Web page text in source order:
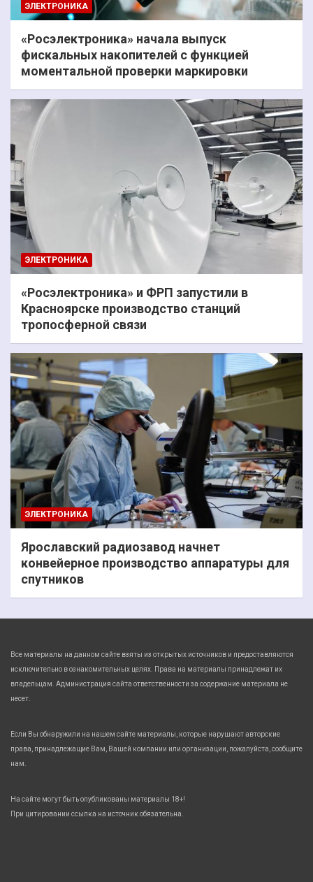
ЭЛЕКТРОНИКА
«Росэлектроника» начала выпуск
фискальных накопителей с функцией
моментальной проверки маркировки
ЭЛЕКТРОНИКА
«Росэлектроника» и ФРП запустили в
Красноярске производство станций
тропосферной связи
ЭЛЕКТРОНИКА
Ярославский радиозавод начнет
конвейерное производство аппаратуры для
спутников
Все материалы на данном сайте взяты из открытых источников и предоставляются
исключительно в ознакомительных целях. Права на материалы принадлежат их
владельцам. Администрация сайта ответственности за содержание материала не
несет.
Если Вы обнаружили на нашем сайте материалы, которые нарушают авторские
права, принадлежащие Вам, Вашей компании или организации, пожалуйста, сообщите
нам.
На сайте могут быть опубликованы материалы 18+!
При цитировании ссылка на источник обязательна.